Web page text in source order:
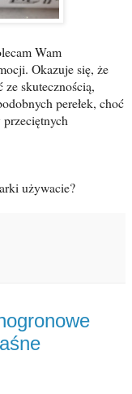
Wam
Okazuje się, że
ze skutecznością,
perełek, choć
używacie?